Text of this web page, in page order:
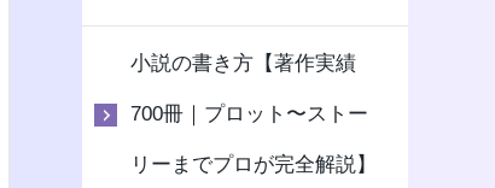
小説の書き方【著作実績
700冊｜プロット〜ストー
リーまでプロが完全解説】